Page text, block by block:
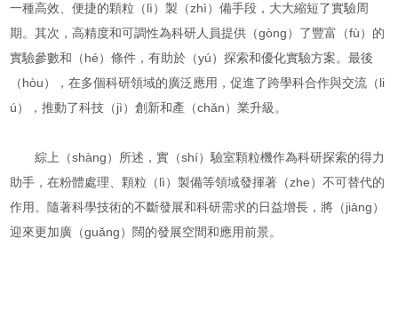
一種高效、便捷的顆粒（lì）製（zhì）備手段，大大縮短了實驗周
期。其次，高精度和可調性為科研人員提供（gòng）了豐富（fù）的
實驗參數和（hé）條件，有助於（yú）探索和優化實驗方案。最後
（hòu），在多個科研領域的廣泛應用，促進了跨學科合作與交流（li
ú），推動了科技（jì）創新和產（chǎn）業升級。
綜上（shàng）所述，實（shí）驗室顆粒機作為科研探索的得力
助手，在粉體處理、顆粒（lì）製備等領域發揮著（zhe）不可替代的
作用。隨著科學技術的不斷發展和科研需求的日益增長，將（jiāng）
迎來更加廣（guǎng）闊的發展空間和應用前景。